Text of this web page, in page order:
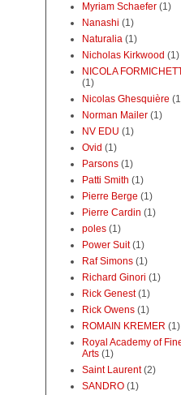
Myriam Schaefer (1)
Nanashi (1)
Naturalia (1)
Nicholas Kirkwood (1)
NICOLA
(1)
Nicolas Ghesquière
Norman Mailer (1)
NV EDU (1)
Ovid (1)
Parsons (1)
Patti Smith (1)
Pierre Berge (1)
Pierre Cardin (1)
poles (1)
Power Suit (1)
Raf Simons (1)
Richard Ginori (1)
Rick Genest (1)
Rick Owens (1)
ROMAIN KREMER (1)
Royal Academy of
Arts (1)
Saint Laurent (2)
SANDRO (1)